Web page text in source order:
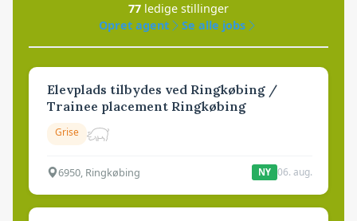
77 ledige stillinger
Opret agent
Se alle jobs
Elevplads tilbydes ved Ringkøbing /
Trainee placement Ringkøbing
Grise
6950, Ringkøbing NY 06. aug.